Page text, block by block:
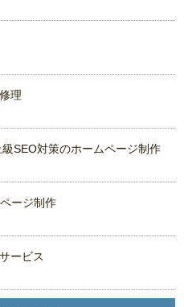
理
SEO対策のホームページ制作
ージ制作
ービス